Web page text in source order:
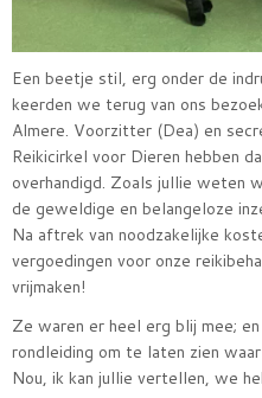
Een beetje stil, erg onder de
keerden we terug van ons
Almere. Voorzitter (Dea) en
Reikicirkel voor Dieren hebben
overhandigd. Zoals jullie weten
de geweldige en belangeloze
Na aftrek van noodzakelijke
vergoedingen voor onze
vrijmaken!
Ze waren er heel erg blij mee;
rondleiding om te laten zien
Nou, ik kan jullie vertellen, we